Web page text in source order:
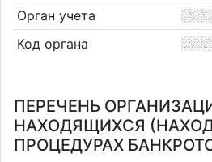
Орган учета
Код органа
ПЕРЕЧЕНЬ
НАХОДЯЩИХСЯ
ПРОЦЕДУРАХ